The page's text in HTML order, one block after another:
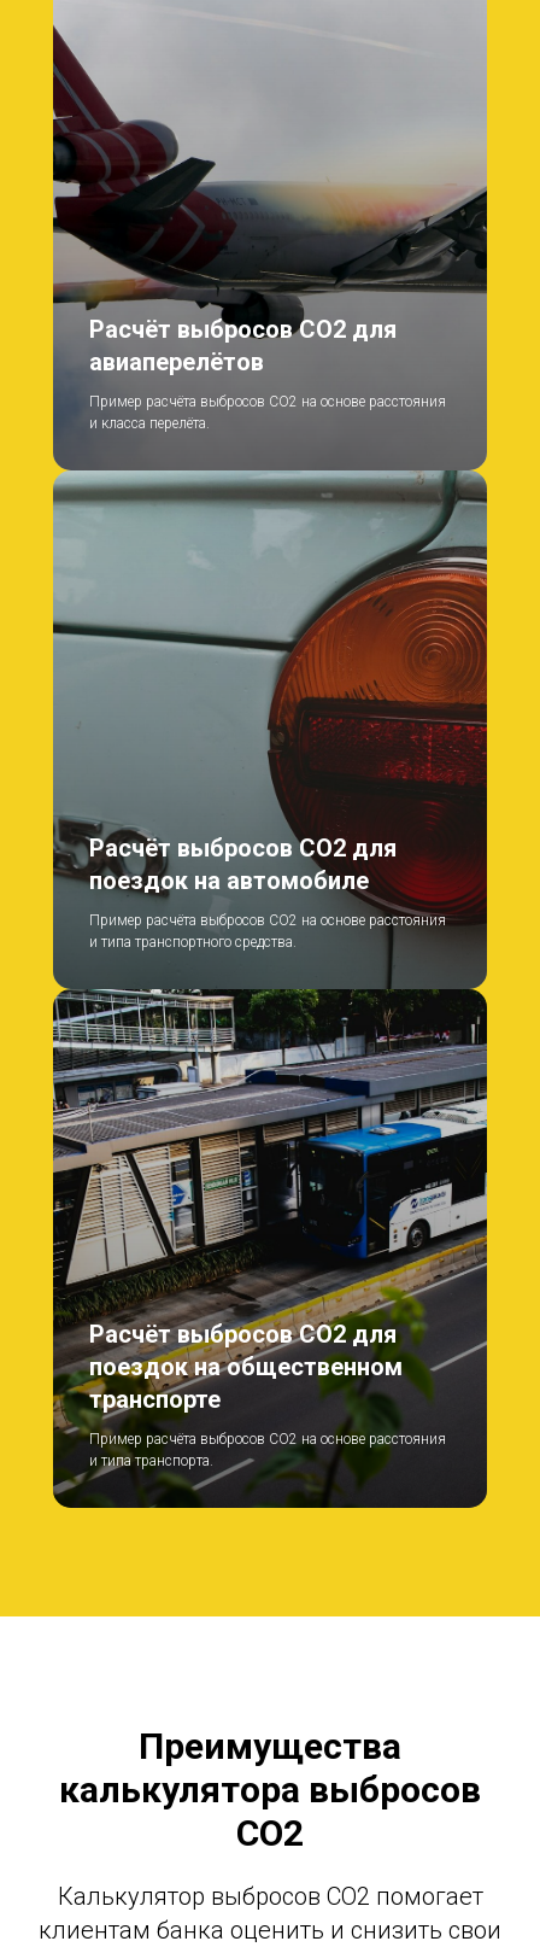
Расчёт выбросов CO2 для
авиаперелётов
Пример расчёта выбросов CO2 на основе расстояния
и класса перелёта.
Расчёт выбросов CO2 для
поездок на автомобиле
Пример расчёта выбросов CO2 на основе расстояния
и типа транспортного средства.
Расчёт выбросов CO2 для
поездок на общественном
транспорте
Пример расчёта выбросов CO2 на основе расстояния
и типа транспорта.
Преимущества
калькулятора выбросов
CO2
Калькулятор выбросов CO2 помогает
клиентам банка оценить и снизить свои